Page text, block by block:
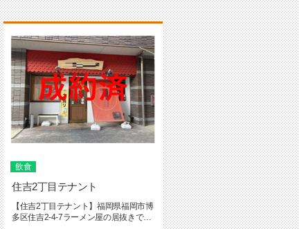
飲食
住吉2丁目テナント
【住吉2丁目テナント】福岡県福岡市博
多区住吉2-4-7ラーメン屋の居抜きで